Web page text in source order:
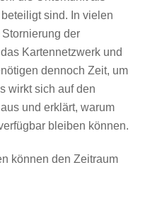
sind. In vielen
der
Kartennetzwerk und
dennoch Zeit, um
wirkt sich auf den
und erklärt, warum
bleiben können.
können den Zeitraum